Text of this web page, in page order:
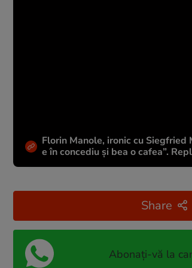
Florin Manole, ironic cu Siegfried
e în concediu și bea o cafea”.
Share
Abonați-vă la